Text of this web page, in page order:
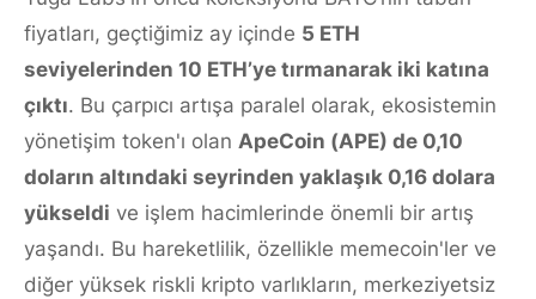
fiyatları, geçtiğimiz ay içinde 5 ETH
seviyelerinden 10 ETH’ye tırmanarak iki katına
çıktı. Bu çarpıcı artışa paralel olarak, ekosistemin
yönetişim token'ı olan ApeCoin (APE) de 0,10
doların altındaki seyrinden yaklaşık 0,16 dolara
yükseldi ve işlem hacimlerinde önemli bir artış
yaşandı. Bu hareketlilik, özellikle memecoin'ler ve
diğer yüksek riskli kripto varlıkların, merkeziyetsiz